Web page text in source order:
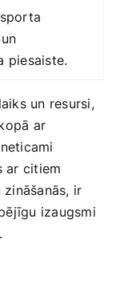
piesaiste.
un‍ resursi,⁤
ar
ar citiem
ir
izaugsmi